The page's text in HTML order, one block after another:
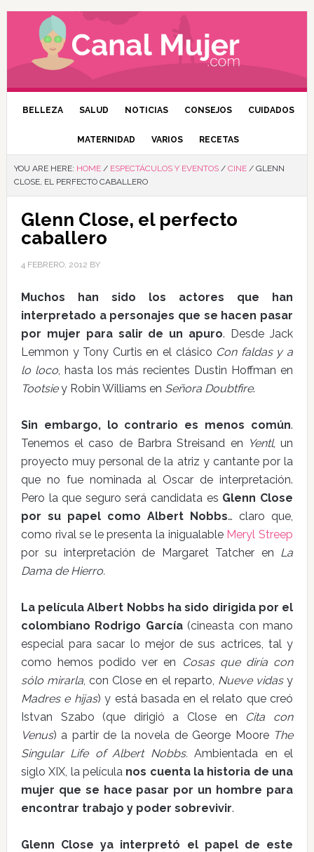
BELLEZA SALUD NOTICIAS CONSEJOS CUIDADOS
MATERNIDAD VARIOS RECETAS
YOU ARE HERE: HOME / ESPECTÁCULOS Y EVENTOS / CINE /GLENN
CLOSE, EL PERFECTO CABALLERO
Glenn Close, el perfecto
caballero
4 FEBRERO, 2012 BY
Muchos han sido los actores que han
interpretado a personajes que se hacen pasar
por mujer para salir de un apuro. Desde Jack
Lemmon y Tony Curtis en el clásico Con faldas y a
lo loco, hasta los más recientes Dustin Hoffman en
Tootsiey Robin Williams en Señora Doubtfire.
Sin embargo, lo contrario es menos común.
Tenemos el caso de Barbra Streisand en Yentl, un
proyecto muy personal de la atriz y cantante por la
que no fue nominada al Oscar de interpretación.
Pero la que seguro será candidata es Glenn Close
por su papel como Albert Nobbs… claro que,
como rival se le presenta la inigualable Meryl Streep
por su interpretación de Margaret Tatcher en La
Dama de Hierro.
La película Albert Nobbs ha sido dirigida por el
colombiano Rodrigo García(cineasta con mano
especial para sacar lo mejor de sus actrices, tal y
como hemos podido ver en
Cosas que diría con
sólo mirarla, con Close en el reparto, Nueve vidasy
Madres e hijas) y está basada en el relato que creó
Istvan Szabo (que dirigió a Close en Cita con
Venus) a partir de la novela de George Moore The
Singular Life of Albert Nobbs.Ambientada en el
siglo XIX, la película nos cuenta la historia de una
mujer que se hace pasar por un hombre para
encontrar trabajo y poder sobrevivir.
Glenn Close ya interpretó el papel de este